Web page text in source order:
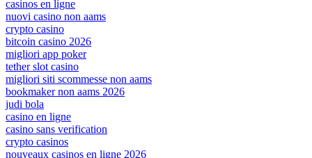
casinos en ligne
nuovi casino non aams
crypto casino
bitcoin casino 2026
migliori app poker
tether slot casino
migliori siti scommesse non aams
bookmaker non aams 2026
judi bola
casino en ligne
casino sans verification
crypto casinos
nouveaux casinos en ligne 2026